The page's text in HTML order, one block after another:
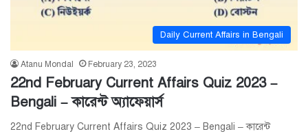
Daily Current Affairs in Bengali
Atanu Mondal February 23, 2023
22nd February Current Affairs Quiz 2023 –
Bengali – কারেন্ট অ্যাফেয়ার্স
22nd February Current Affairs Quiz 2023 – Bengali – কারেন্ট